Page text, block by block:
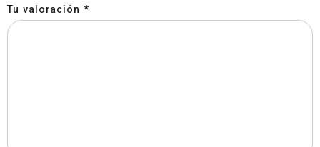
Tu valoración*